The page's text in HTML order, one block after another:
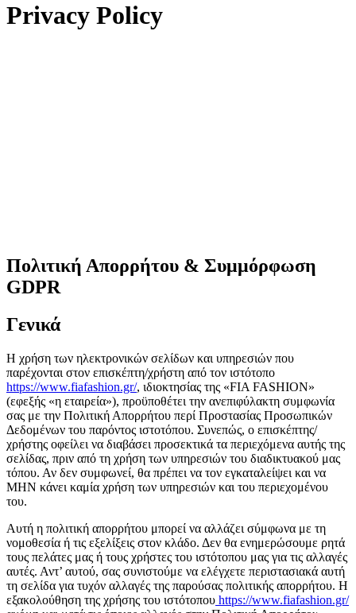
Privacy Policy
Πολιτική Απορρήτου & Συμμόρφωση
GDPR
Γενικά
Η χρήση των ηλεκτρονικών σελίδων και υπηρεσιών που
παρέχονται στον επισκέπτη/χρήστη από τον ιστότοπο
https://www.fiafashion.gr/, ιδιοκτησίας της «FIA FASHION»
(εφεξής «η εταιρεία»), προϋποθέτει την ανεπιφύλακτη συμφωνία
σας με την Πολιτική Απορρήτου περί Προστασίας Προσωπικών
Δεδομένων του παρόντος ιστοτόπου. Συνεπώς, ο επισκέπτης/
χρήστης οφείλει να διαβάσει προσεκτικά τα περιεχόμενα αυτής της
σελίδας, πριν από τη χρήση των υπηρεσιών του διαδικτυακού μας
τόπου. Αν δεν συμφωνεί, θα πρέπει να τον εγκαταλείψει και να
ΜΗΝ κάνει καμία χρήση των υπηρεσιών και του περιεχομένου
του.
Αυτή η πολιτική απορρήτου μπορεί να αλλάζει σύμφωνα με τη
νομοθεσία ή τις εξελίξεις στον κλάδο. Δεν θα ενημερώσουμε ρητά
τους πελάτες μας ή τους χρήστες του ιστότοπου μας για τις αλλαγές
αυτές. Αντ’ αυτού, σας συνιστούμε να ελέγχετε περιστασιακά αυτή
τη σελίδα για τυχόν αλλαγές της παρούσας πολιτικής απορρήτου. Η
εξακολούθηση της χρήσης του ιστότοπου https://www.fiafashion.gr/